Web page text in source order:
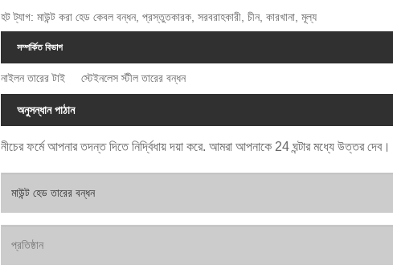
হট ট্যাগ: মাউন্ট করা হেড কেবল বন্ধন, প্রস্তুতকারক, সরবরাহকারী, চীন, কারখানা, মূল্য
সম্পর্কিত বিভাগ
নাইলন তারের টাই স্টেইনলেস স্টীল তারের বন্ধন
অনুসন্ধান পাঠান
নীচের ফর্মে আপনার তদন্ত দিতে নির্দ্বিধায় দয়া করে. আমরা আপনাকে 24 ঘন্টার মধ্যে উত্তর দেব।